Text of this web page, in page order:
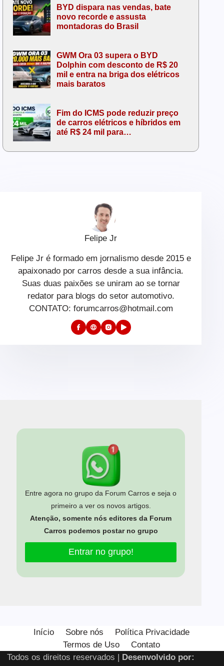
BYD dispara nas vendas, bate
novo recorde e assusta
montadoras do Brasil
GWM Ora 03 supera o BYD
Dolphin com desconto de R$ 20
mil e entra na briga dos elétricos
mais baratos
Fim do ICMS pode reduzir preço
de carros elétricos e híbridos em
até R$ 24 mil para…
Felipe Jr
Felipe Jr é formado em jornalismo desde 2015 e
apaixonado por carros desde a sua infância.
Suas duas paixões se uniram ao se tornar
redator para blogs do setor automotivo.
CONTATO: forumcarros@hotmail.com
Entre agora no grupo da Forum Carros e seja o
primeiro a ver os novos artigos.
Atenção, somente nós editores da Forum
Carros podemos postar no grupo
Entrar no grupo!
Início Sobre nós
Política Privacidade
Termos de Uso
Contato
Todos os direitos reservados | Desenvolvido por:
experiência em nosso site.
Você pode saber mais sobre quais cookies estamos usando
ou desativá-los emconfigurações
Close GDPR